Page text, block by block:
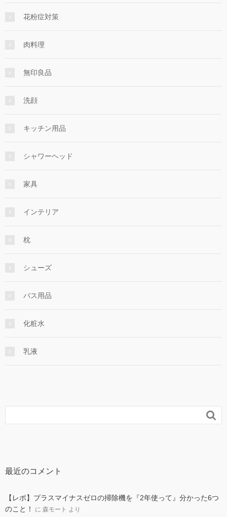
花粉症対策
肉料理
無印良品
洗顔
キッチン用品
シャワーヘッド
家具
インテリア
枕
シューズ
バス用品
化粧水
乳液

最近のコメント
【レポ】プラスマイナスゼロの掃除機を『2年使って』分かった6つ
のこと！
に 森モート より